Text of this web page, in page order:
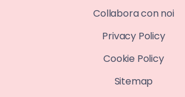
Collabora con noi
Privacy Policy
Cookie Policy
Sitemap